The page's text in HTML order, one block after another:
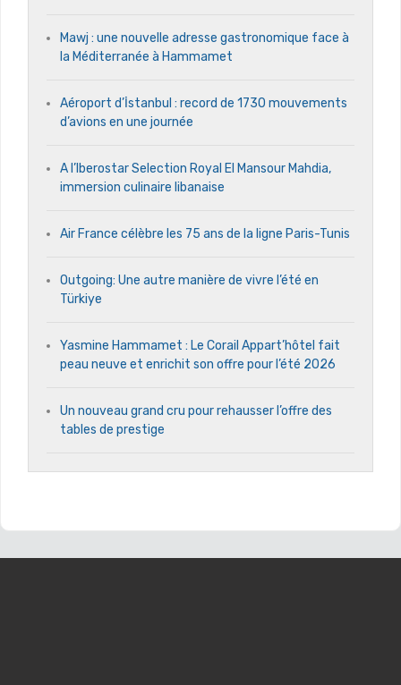
Mawj : une nouvelle adresse gastronomique face à
la Méditerranée à Hammamet
Aéroport d’İstanbul : record de 1730 mouvements
d’avions en une journée
A l’Iberostar Selection Royal El Mansour Mahdia,
immersion culinaire libanaise
Air France célèbre les 75 ans de la ligne Paris-Tunis
Outgoing: Une autre manière de vivre l’été en
Türkiye
Yasmine Hammamet : Le Corail Appart’hôtel fait
peau neuve et enrichit son offre pour l’été 2026
Un nouveau grand cru pour rehausser l’offre des
tables de prestige